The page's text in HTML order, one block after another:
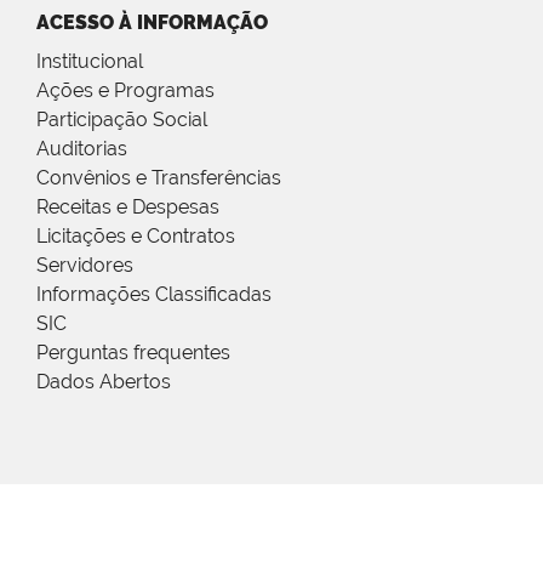
ACESSO À INFORMAÇÃO
Institucional
Ações e Programas
Participação Social
Auditorias
Convênios e Transferências
Receitas e Despesas
Licitações e Contratos
Servidores
Informações Classificadas
SIC
Perguntas frequentes
Dados Abertos